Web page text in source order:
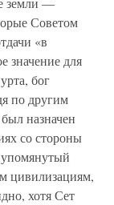
Советом
«в
значение для
бог
по другим
назначен
со стороны
цивилизациям,
хотя Сет